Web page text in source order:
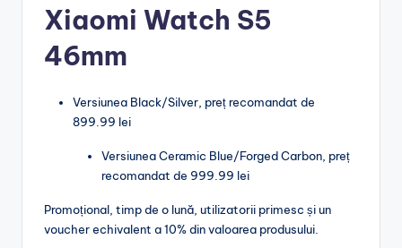
Xiaomi Watch S5
46mm
Versiunea Black/Silver, preț recomandat de
899.99 lei
Versiunea Ceramic Blue/Forged Carbon, preț
recomandat de 999.99 lei
Promoțional, timp de o lună, utilizatorii primesc și un
voucher echivalent a 10% din valoarea produsului.